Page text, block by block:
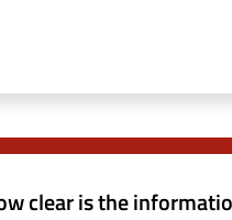
clear is the